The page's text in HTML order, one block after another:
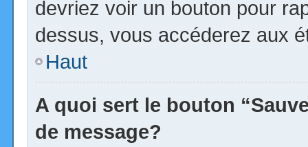
devriez voir un bouton pour
dessus, vous accéderez aux
Haut
A quoi sert le bouton
de message?